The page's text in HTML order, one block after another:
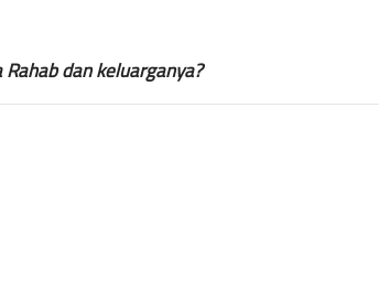
dan keluarganya?